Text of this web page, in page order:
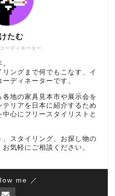
ーディネーター
たむ
ングまで何でもこなす、イ
ディネーターです。
地の家具見本市や展示会を
リアを日本に紹介するため
心にフリースタイリストと
スタイリング、お探し物の
気軽にご相談ください。
me ／